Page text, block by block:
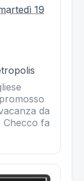
19
da
Checco fa